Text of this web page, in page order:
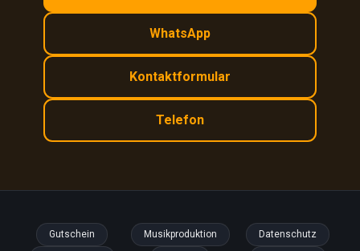
WhatsApp
Kontaktformular
Telefon
Gutschein Musikproduktion Datenschutz